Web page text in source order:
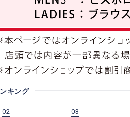
キング
02 03